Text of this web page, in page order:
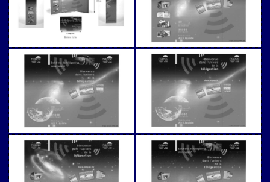
Stoisko na wystawę Stoisko na wystawę
Stoisko na wystawę Stoisko na wystawę